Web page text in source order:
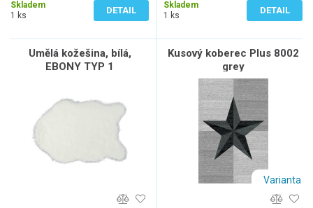
Skladem
1 ks
DETAIL
Skladem
1 ks
DETAIL
Umělá kožešina, bílá,
EBONY TYP 1
Kusový koberec Plus 8002
grey
Varianta